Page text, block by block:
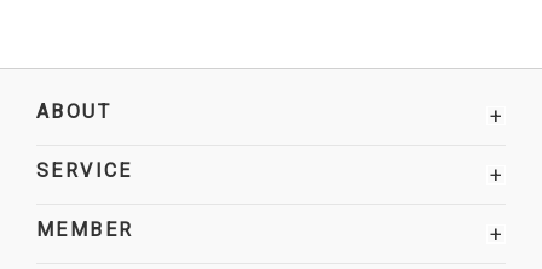
ABOUT +
SERVICE +
MEMBER +